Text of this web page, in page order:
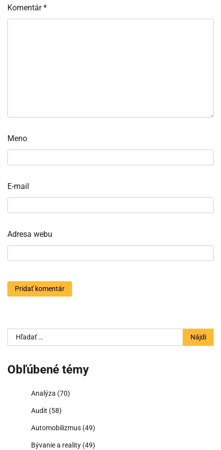
Komentár*
Meno
E-mail
Adresa webu
Hľadať:
Obľúbené témy
Analýza (70)
Audit (58)
Automobilizmus (49)
Bývanie a reality (49)